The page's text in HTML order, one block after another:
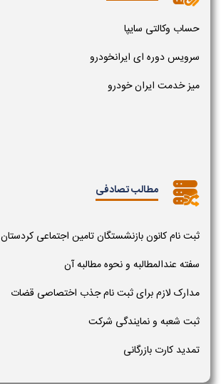
حساب وکالتی سایپا
سرویس دوره ای ایرانخودرو
میز خدمت ایران خودرو
مطالب تصادفی
ثبت نام کانون بازنشستگان تامین اجتماعی کردستان
سفته عندالمطالبه و نحوه مطالبه آن
مدارک لازم برای ثبت نام جذب اختصاصی قضات
ثبت شعبه و نمایندگی شرکت
تمدید کارت بازرگانی